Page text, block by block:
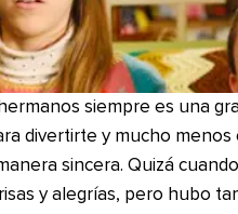
siempre es una
divertirte y mucho
sincera. Quizá
y alegrías, pero hubo